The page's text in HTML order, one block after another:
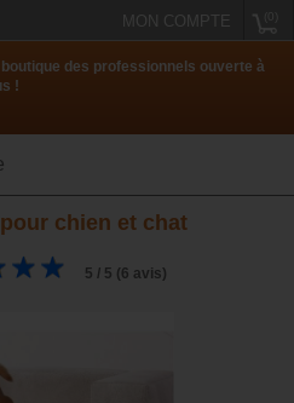
MON COMPTE
boutique des professionnels ouverte à
!
chien et chat
5 / 5 (6 avis)